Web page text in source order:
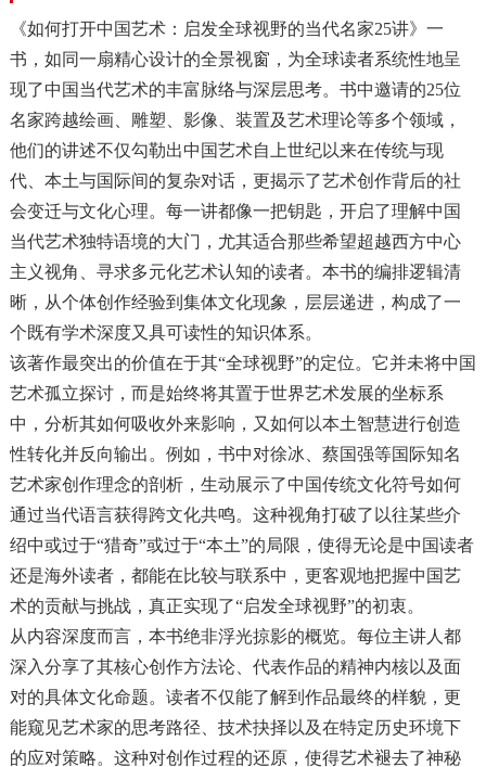
《如何打开中国艺术：启发全球视野的当代名家25讲》一
书，如同一扇精心设计的全景视窗，为全球读者系统性地呈
现了中国当代艺术的丰富脉络与深层思考。书中邀请的25位
名家跨越绘画、雕塑、影像、装置及艺术理论等多个领域，
他们的讲述不仅勾勒出中国艺术自上世纪以来在传统与现
代、本土与国际间的复杂对话，更揭示了艺术创作背后的社
会变迁与文化心理。每一讲都像一把钥匙，开启了理解中国
当代艺术独特语境的大门，尤其适合那些希望超越西方中心
主义视角、寻求多元化艺术认知的读者。本书的编排逻辑清
晰，从个体创作经验到集体文化现象，层层递进，构成了一
个既有学术深度又具可读性的知识体系。
该著作最突出的价值在于其“全球视野”的定位。它并未将中国
艺术孤立探讨，而是始终将其置于世界艺术发展的坐标系
中，分析其如何吸收外来影响，又如何以本土智慧进行创造
性转化并反向输出。例如，书中对徐冰、蔡国强等国际知名
艺术家创作理念的剖析，生动展示了中国传统文化符号如何
通过当代语言获得跨文化共鸣。这种视角打破了以往某些介
绍中或过于“猎奇”或过于“本土”的局限，使得无论是中国读者
还是海外读者，都能在比较与联系中，更客观地把握中国艺
术的贡献与挑战，真正实现了“启发全球视野”的初衷。
从内容深度而言，本书绝非浮光掠影的概览。每位主讲人都
深入分享了其核心创作方法论、代表作品的精神内核以及面
对的具体文化命题。读者不仅能了解到作品最终的样貌，更
能窥见艺术家的思考路径、技术抉择以及在特定历史环境下
的应对策略。这种对创作过程的还原，使得艺术褪去了神秘